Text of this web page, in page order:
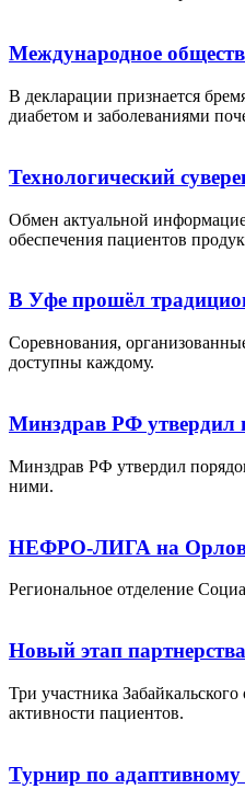
Международное
В декларации признается
диабетом и заболеваниями
Технологический
Обмен актуальной
обеспечения пациентов
В Уфе прошёл
Соревнования,
доступны каждому.
Минздрав РФ утвердил
Минздрав РФ утвердил
ними.
НЕФРО-ЛИГА на
Региональное отделение
Новый этап
Три участника
активности пациентов.
Турнир по адаптивному